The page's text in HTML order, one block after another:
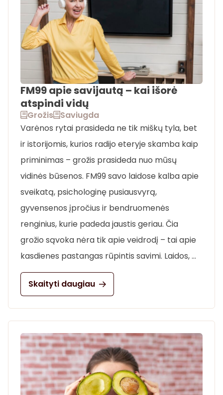
FM99 apie savijautą – kai išorė
atspindi vidų
Grožis
Saviugda
Varėnos rytai prasideda ne tik miškų tyla, bet
ir istorijomis, kurios radijo eteryje skamba kaip
priminimas – grožis prasideda nuo mūsų
vidinės būsenos. FM99 savo laidose kalba apie
sveikatą, psichologinę pusiausvyrą,
gyvensenos įpročius ir bendruomenės
renginius, kurie padeda jaustis geriau. Čia
grožio sąvoka nėra tik apie veidrodį – tai apie
kasdienes pastangas rūpintis savimi. Laidos, …
Skaityti daugiau